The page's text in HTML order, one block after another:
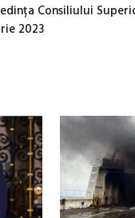
Consiliului
2023